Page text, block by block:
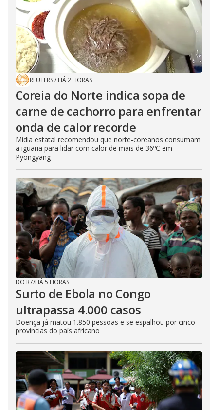
REUTERS/ HÁ 2 HORAS
Coreia do Norte indica sopa de
carne de cachorro para enfrentar
onda de calor recorde
Mídia estatal recomendou que norte-coreanos consumam
a iguaria para lidar com calor de mais de 36ºC em
Pyongyang
DO R7/HÁ 5 HORAS
Surto de Ebola no Congo
ultrapassa 4.000 casos
Doença já matou 1.850 pessoas e se espalhou por cinco
províncias do país africano